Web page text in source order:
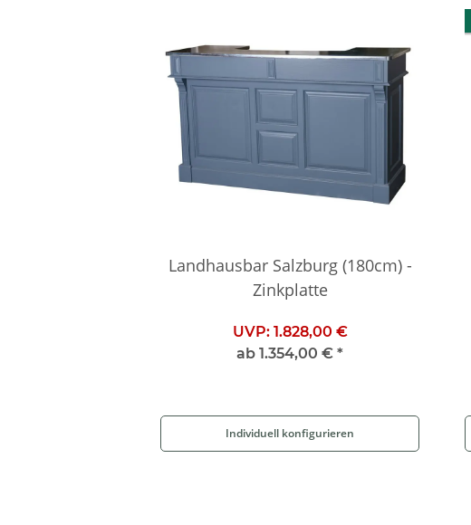
Landhausbar Salzburg (180cm) -
Zinkplatte
UVP: 1.828,00 €
ab 1.354,00 € *
Individuell konfigurieren